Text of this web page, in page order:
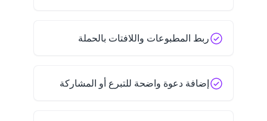
ربط المطبوعات واللافتات بالحملة
إضافة دعوة واضحة للتبرع أو المشاركة